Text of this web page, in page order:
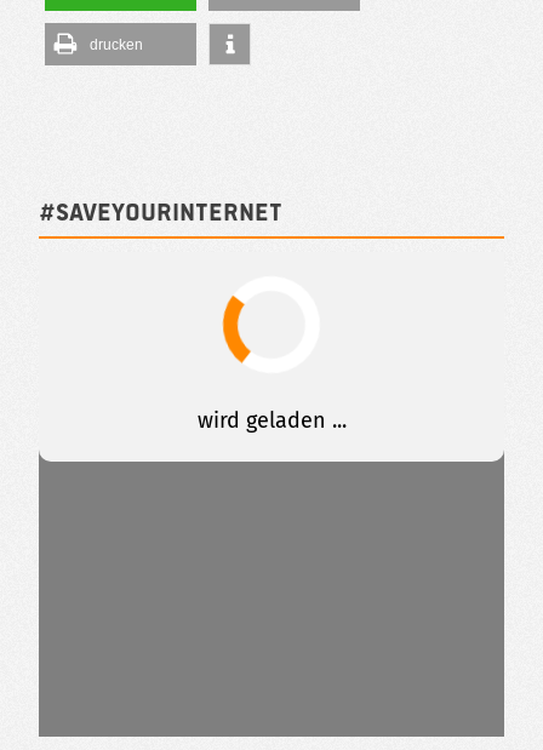
drucken
#SAVEYOURINTERNET